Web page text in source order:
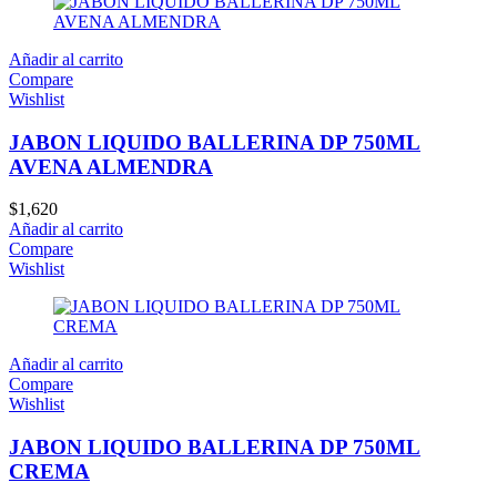
Añadir al carrito
Compare
Wishlist
JABON LIQUIDO BALLERINA DP 750ML
AVENA ALMENDRA
$1,620
Añadir al carrito
Compare
Wishlist
Añadir al carrito
Compare
Wishlist
JABON LIQUIDO BALLERINA DP 750ML
CREMA